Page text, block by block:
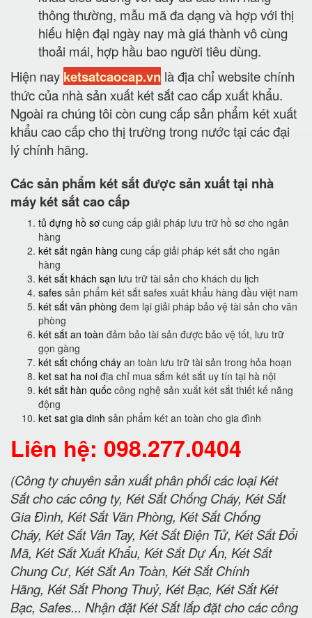
thông thường, mẫu mã đa dạng và hợp với thị
hiếu hiện đại ngày nay mà giá thành vô cùng
thoải mái, hợp hầu bao người tiêu dùng.
Hiện nay ketsatcaocap.vn là địa chỉ website chính
thức của nhà sản xuất két sắt cao cấp xuất khẩu.
Ngoài ra chúng tôi còn cung cấp sản phẩm két xuất
khẩu cao cấp cho thị trường trong nước tại các đại
lý chính hãng.
Các sản phẩm két sắt được sản xuất tại nhà
máy két sắt cao cấp
tủ đựng hồ sơ cung cấp giải pháp lưu trữ hồ sơ cho ngân
hàng
két sắt ngân hàng cung cấp giải pháp két sắt cho ngân
hàng
két sắt khách sạn lưu trữ tài sản cho khách du lịch
safes sản phẩm két sắt safes xuât khẩu hàng đầu việt nam
két sắt văn phòng đem lại giải pháp bảo vệ tài sản cho văn
phòng
két sắt an toàn đảm bảo tài sản được bảo vệ tốt, lưu trữ
gọn gàng
két sắt chống cháy an toàn lưu trữ tài sản trong hỏa hoạn
ket sat ha noi địa chỉ mua sắm két sắt uy tín tại hà nội
két sắt hàn quốc công nghệ sản xuất két sắt thiết kế năng
động
ket sat gia dinh sản phẩm két an toàn cho gia đình
Liên hệ: 098.277.0404
(Công ty chuyên sản xuất phân phối các loại Két
Sắt cho các công ty, Két Sắt Chống Cháy, Két Sắt
Gia Đình, Két Sắt Văn Phòng, Két Sắt Chống
Cháy, Két Sắt Vân Tay, Két Sắt Điện Tử, Két Sắt Đổi
Mã, Két Sắt Xuất Khẩu, Két Sắt Dự Án, Két Sắt
Chung Cư, Két Sắt An Toàn, Két Sắt Chính
Hãng, Két Sắt Phong Thuỷ, Két Bạc, Két Sắt Két
Bạc, Safes... Nhận đặt Két Sắt lắp đặt cho các công